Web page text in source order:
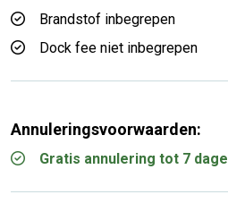
Brandstof inbegrepen
Dock fee niet inbegrepen
Annuleringsvoorwaarden:
Gratis annulering tot 7